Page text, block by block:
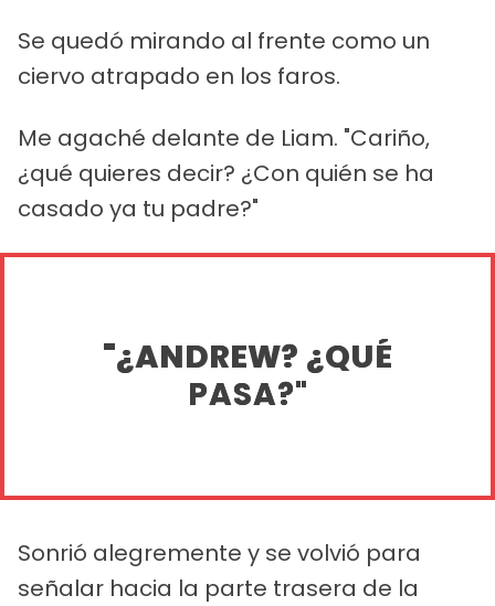
Se quedó mirando al frente como un
ciervo atrapado en los faros.
Me agaché delante de Liam. "Cariño,
¿qué quieres decir? ¿Con quién se ha
casado ya tu padre?"
"¿ANDREW? ¿QUÉ
PASA?"
Sonrió alegremente y se volvió para
señalar hacia la parte trasera de la